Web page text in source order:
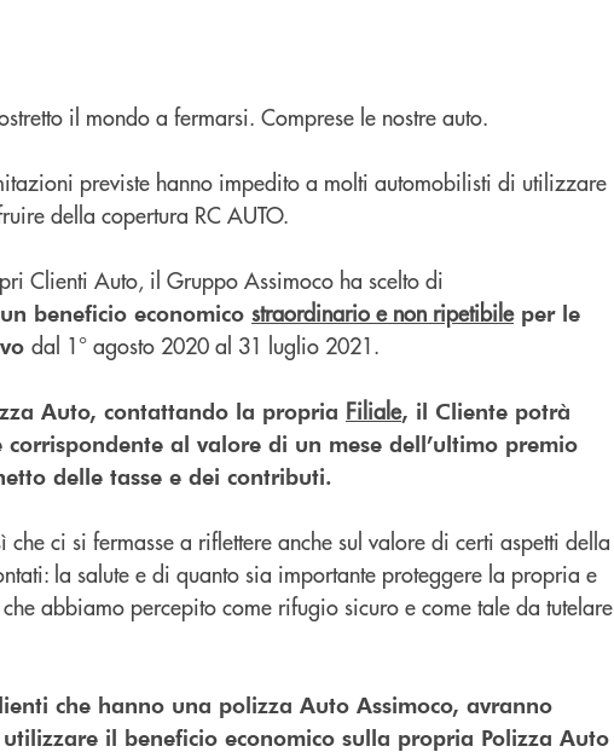
il mondo a fermarsi. Comprese le nostre auto.
previste hanno impedito a molti automobilisti di utilizzare
della copertura RC AUTO.
Clienti Auto, il Gruppo Assimoco ha scelto di
beneficio economico straordinario e non ripetibileper le
dal 1° agosto 2020 al 31 luglio 2021.
Auto, contattando la propria Filiale, il Cliente potrà
al valore di un mese dell’ultimo premio
delle tasse e dei contributi.
che ci si fermasse a riflettere anche sul valore di certi aspetti della
la salute e di quanto sia importante proteggere la propria e
che abbiamo percepito come rifugio sicuro e come tale da tutelare
che hanno una polizza Auto Assimoco, avranno
il beneficio economico sulla propria Polizza Auto